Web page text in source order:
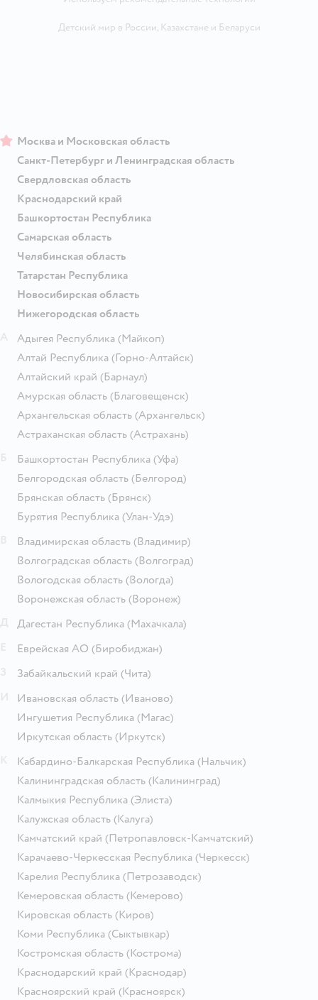
Детский мир в России, Казахстанеи Беларуси
Москва и Московская область
Санкт-Петербург и Ленинградская область
Свердловская область
Краснодарский край
Башкортостан Республика
Самарская область
Челябинская область
Татарстан Республика
Новосибирская область
Нижегородская область
Адыгея Республика (Майкоп)
Алтай Республика (Горно-Алтайск)
Алтайский край (Барнаул)
Амурская область (Благовещенск)
Архангельская область (Архангельск)
Астраханская область (Астрахань)
Башкортостан Республика (Уфа)
Белгородская область (Белгород)
Брянская область (Брянск)
Бурятия Республика (Улан-Удэ)
Владимирская область (Владимир)
Волгоградская область (Волгоград)
Вологодская область (Вологда)
Воронежская область (Воронеж)
Дагестан Республика (Махачкала)
Еврейская АО (Биробиджан)
Забайкальский край (Чита)
Ивановская область (Иваново)
Ингушетия Республика (Магас)
Иркутская область (Иркутск)
Кабардино-Балкарская Республика (Нальчик)
Калининградская область (Калининград)
Калмыкия Республика (Элиста)
Калужская область (Калуга)
Камчатский край (Петропавловск-Камчатский)
Карачаево-Черкесская Республика (Черкесск)
Карелия Республика (Петрозаводск)
Кемеровская область (Кемерово)
Кировская область (Киров)
Коми Республика (Сыктывкар)
Костромская область (Кострома)
Краснодарский край (Краснодар)
Красноярский край (Красноярск)